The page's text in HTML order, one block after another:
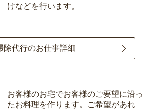
けなどを行います。
除代行のお仕事詳細
お客様のお宅でお客様のご要望に沿っ
たお料理を作ります。ご希望があれ